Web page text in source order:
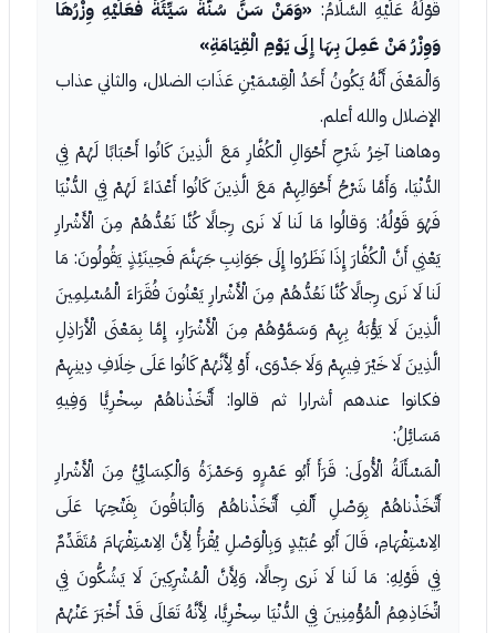
قَوْلُهُ عَلَيْهِ السَّلَامُ: «وَمَنْ سَنَّ سُنَّةً سَيِّئَةً فَعَلَيْهِ وِزْرُهَا
وَوِزْرُ مَنْ عَمِلَ بِهَا إِلَى يَوْمِ الْقِيَامَةِ»
وَالْمَعْنَى أَنَّهُ يَكُونُ أَحَدُ الْقِسْمَيْنِ عَذَابَ الضلال، والثاني عذاب
الإضلال والله أعلم.
وهاهنا آخِرُ شَرْحِ أَحْوَالِ الْكُفَّارِ مَعَ الَّذِينَ كَانُوا أَحْبَابًا لَهُمْ فِي
الدُّنْيَا، وَأَمَّا شَرْحُ أَحْوَالِهِمْ مَعَ الَّذِينَ كَانُوا أَعْدَاءً لَهُمْ فِي الدُّنْيَا
فَهُوَ قَوْلُهُ: وَقالُوا مَا لَنا لَا نَرى رِجالًا كُنَّا نَعُدُّهُمْ مِنَ الْأَشْرارِ
يَعْنِي أَنَّ الْكُفَّارَ إِذَا نَظَرُوا إِلَى جَوَانِبِ جَهَنَّمَ فَحِينَئِذٍ يَقُولُونَ: مَا
لَنا لَا نَرى رِجالًا كُنَّا نَعُدُّهُمْ مِنَ الْأَشْرارِ يَعْنُونَ فُقَرَاءَ الْمُسْلِمِينَ
الَّذِينَ لَا يَؤُبَهُ بِهِمْ وَسَمَّوْهُمْ مِنَ الْأَشْرَارِ، إِمَّا بِمَعْنَى الْأَرَاذِلِ
الَّذِينَ لَا خَيْرَ فِيهِمْ وَلَا جَدْوَى، أَوْ لِأَنَّهُمْ كَانُوا عَلَى خِلَافِ دِينِهِمْ
فكانوا عندهم أشرارا ثم قالوا: أَتَّخَذْناهُمْ سِخْرِيًّا وَفِيهِ
مَسَائِلُ:
الْمَسْأَلَةُ الْأُولَى: قَرَأَ أَبُو عَمْرٍو وَحَمْزَةُ وَالْكِسَائِيُّ مِنَ الْأَشْرارِ
أَتَّخَذْناهُمْ بِوَصْلِ أَلْفِ أَتَّخَذْناهُمْ وَالْبَاقُونَ بِفَتْحِهَا عَلَى
الِاسْتِفْهَامِ، قَالَ أَبُو عُبَيْدٍ وَبِالْوَصْلِ يُقْرَأُ لِأَنَّ الِاسْتِفْهَامَ مُتَقَدِّمٌ
فِي قَوْلِهِ: مَا لَنا لَا نَرى رِجالًا، وَلِأَنَّ الْمُشْرِكِينَ لَا يَشُكُّونَ فِي
اتِّخَاذِهِمُ الْمُؤْمِنِينَ فِي الدُّنْيَا سِخْرِيًّا، لِأَنَّهُ تَعَالَى قَدْ أَخْبَرَ عَنْهُمْ